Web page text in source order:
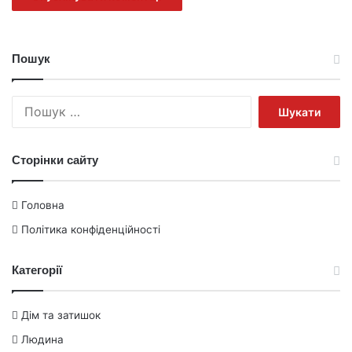
Пошук
Сторінки сайту
Головна
Політика конфіденційності
Категорії
Дім та затишок
Людина